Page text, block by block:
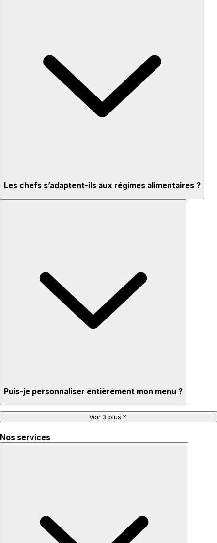
Les chefs s’adaptent-ils aux régimes alimentaires ?
Puis-je personnaliser entièrement mon menu ?
Voir 3 plus
Nos services